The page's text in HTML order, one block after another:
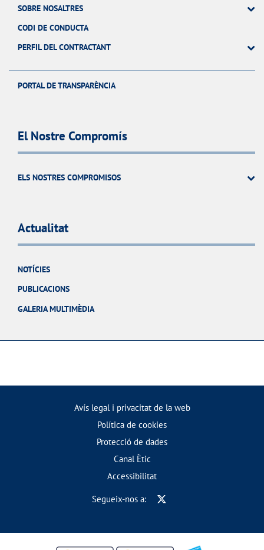
SOBRE NOSALTRES
CODI DE CONDUCTA
PERFIL DEL CONTRACTANT
PORTAL DE TRANSPARÈNCIA
El Nostre Compromís
ELS NOSTRES COMPROMISOS
Actualitat
NOTÍCIES
PUBLICACIONS
GALERIA MULTIMÈDIA
Avís legal i privacitat de la web
Política de cookies
Protecció de dades
Canal Ètic
Accessibilitat
Segueix-nos a: